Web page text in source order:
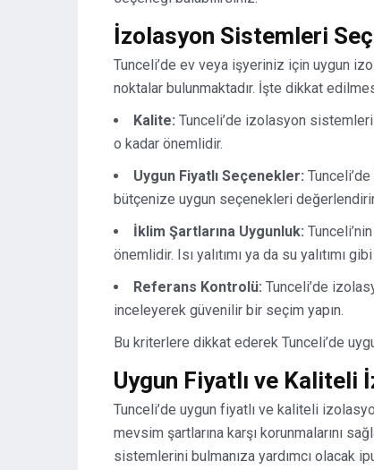
İzolasyon Sistemleri
Tunceli’de ev veya işyeriniz için uygun
noktalar bulunmaktadır. İşte dikkat
Kalite: Tunceli’de izolasyon
o kadar önemlidir.
Uygun Fiyatlı Seçenekler:
bütçenize uygun seçenekleri
İklim Şartlarına Uygunluk:
önemlidir. Isı yalıtımı ya da su yalıtımı
Referans Kontrolü: Tunceli’de
inceleyerek güvenilir bir seçim yapın.
Bu kriterlere dikkat ederek Tunceli’de
Uygun Fiyatlı ve Kaliteli
Tunceli’de uygun fiyatlı ve kaliteli
mevsim şartlarına karşı korunmalarını
sistemlerini bulmanıza yardımcı olacak